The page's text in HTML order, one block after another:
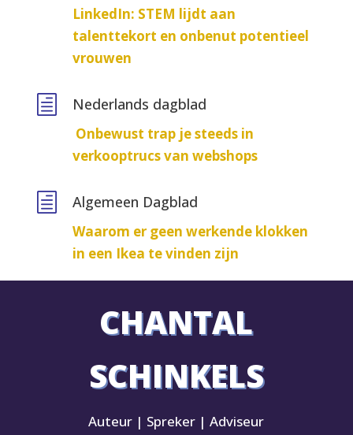
LinkedIn: STEM lijdt aan
talenttekort en onbenut potentieel
vrouwen
h Nederlands dagblad
Onbewust trap je steeds in
verkooptrucs van webshops
h Algemeen Dagblad
Waarom er geen werkende klokken
in een Ikea te vinden zijn
CHANTAL
SCHINKELS
Auteur | Spreker | Adviseur